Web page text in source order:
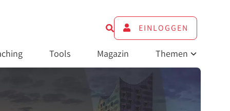
EINLOGGEN
Tools Magazin Themen